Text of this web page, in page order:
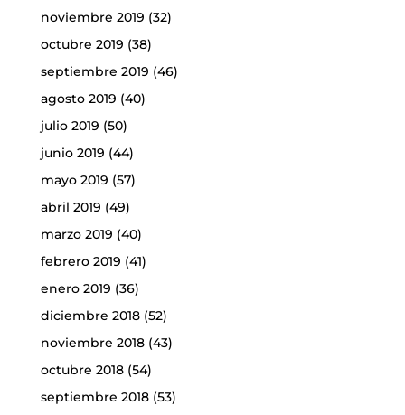
noviembre 2019 (32)
octubre 2019 (38)
septiembre 2019 (46)
agosto 2019 (40)
julio 2019 (50)
junio 2019 (44)
mayo 2019 (57)
abril 2019 (49)
marzo 2019 (40)
febrero 2019 (41)
enero 2019 (36)
diciembre 2018(52)
noviembre 2018(43)
octubre 2018(54)
septiembre 2018(53)